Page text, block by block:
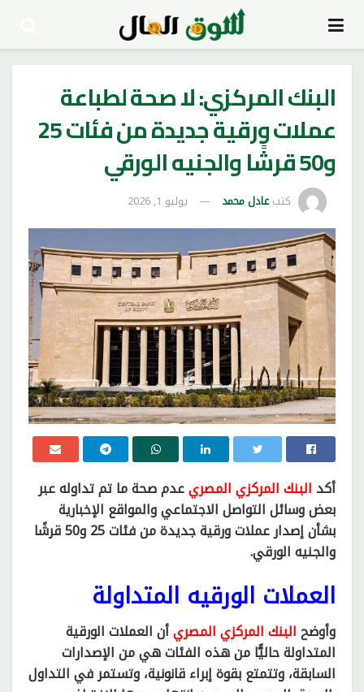
البنك المركزي: لا صحة لطباعة
عملات ورقية جديدة من فئات 25
و50 قرشًا والجنيه الورقي
كتبعادل محمد يوليو 1, 2026
أكد البنك المركزي المصريعدم صحة ما تم تداوله عبر
بعض وسائل التواصل الاجتماعي والمواقع الإخبارية
بشأن إصدار عملات ورقية جديدة من فئات 25 و50 قرشًا
والجنيه الورقي.
العملات الورقيه المتداولة
وأوضحالبنك المركزي المصريأن العملات الورقية
المتداولة حاليًّا من هذه الفئات هي من الإصدارات
السابقة، وتتمتع بقوة إبراء قانونية، وتستمر في التداول